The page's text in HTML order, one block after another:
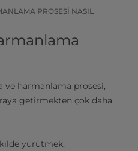
PROSESI NASIL
ve harmanlama prosesi,
getirmekten çok daha
yürütmek,